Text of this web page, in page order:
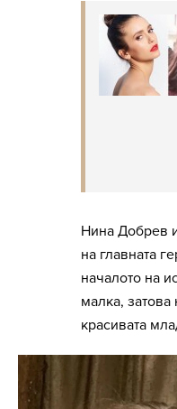
Нина Добрев
на главната
началото на
малка,
красивата